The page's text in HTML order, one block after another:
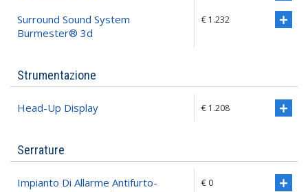
Surround Sound System
Burmester® 3d
€ 1.232
Strumentazione
Head-Up Display € 1.208
Serrature
Impianto Di Allarme Antifurto-
€ 0